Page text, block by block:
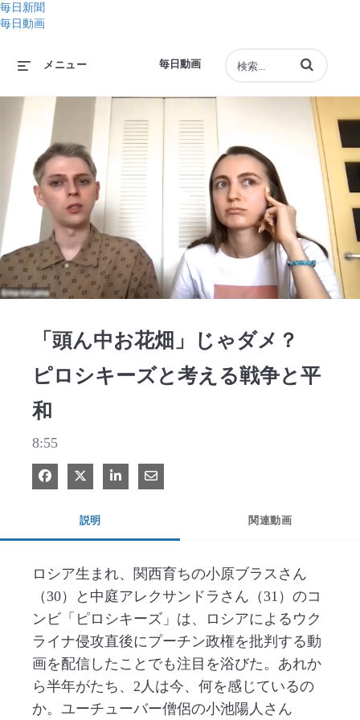
毎日新聞
毎日動画
毎日動画
メニュー 動画の検索語句
Play
「頭ん中お花畑」じゃダメ？
ピロシキーズと考える戦争と平
和
8:55
Facebook で共有
Xで共有する
LinkedIn で共有
電子メールで共有
説明 関連動画
ロシア生まれ、関西育ちの小原ブラスさん
（30）と中庭アレクサンドラさん（31）のコ
ンビ「ピロシキーズ」は、ロシアによるウク
ライナ侵攻直後にプーチン政権を批判する動
画を配信したことでも注目を浴びた。あれか
ら半年がたち、2人は今、何を感じているの
か。ユーチューバー僧侶の小池陽人さん